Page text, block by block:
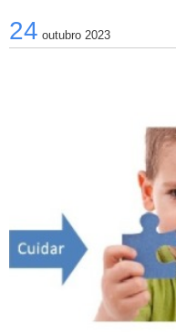
24 outubro 2023